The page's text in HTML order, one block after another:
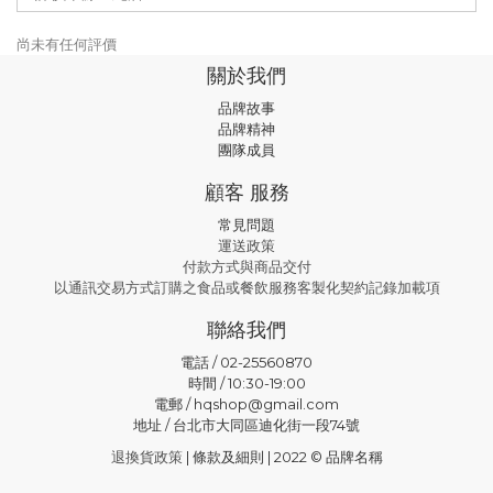
尚未有任何評價
關於我們
品牌故事
品牌精神
團隊成員
顧客 服務
常見問題
運送政策
付款方式與商品交付
以通訊交易方式訂購之食品或餐飲服務客製化契約記錄加載項
聯絡我們
電話 / 02-25560870
時間 / 10:30-19:00
電郵 / hqshop@gmail.com
地址 / 台北市大同區迪化街一段74號
退換貨政策| 條款及細則 | 2022 © 品牌名稱